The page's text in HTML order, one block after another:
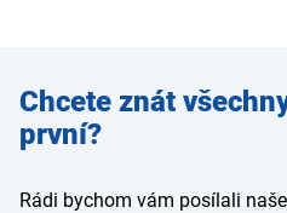
Zadejte
e-mail
Chcete znát
první?
Rádi bychom vám posílali